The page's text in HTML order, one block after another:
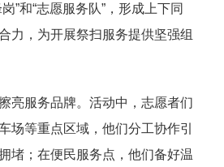
”和“志愿服务队”，形成上下同
力，为开展祭扫服务提供坚强组
亮服务品牌。活动中，志愿者们
场等重点区域，他们分工协作引
堵；在便民服务点，他们备好温